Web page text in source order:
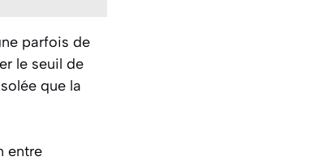
parfois de
le seuil de
que la
entre